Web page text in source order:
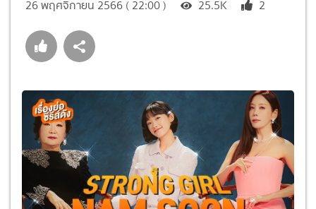
26 พฤศจิกายน 2566 ( 22:00 ) 25.5K 2